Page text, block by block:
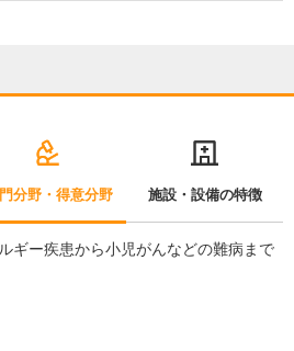
分野・得意分野 施設・設備の特徴
ギー疾患から小児がんなどの難病まで